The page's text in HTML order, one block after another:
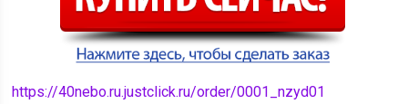
https://40nebo.ru.justclick.ru/order/0001_nzyd01